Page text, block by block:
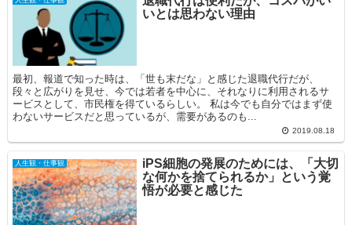
いとは思わない理由
最初、報道で知った時は、「世も末だな」と感じた退職代行だが、
段々と広がりを見せ、今では若者を中心に、それなりに利用されるサ
ービスとして、市民権を得ているらしい。 私は今でも自分ではまず使
わないサービスだと思っているが、需要があるのも...
2019.08.18
人生観・仕事観
iPS細胞の発展のためには、「大切
な何かを捨てられるか」という覚
悟が必要と感じた